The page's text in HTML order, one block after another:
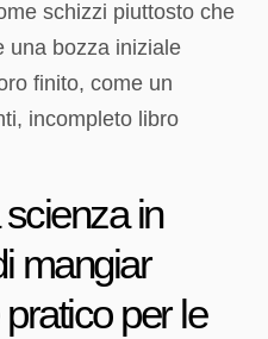
schizzi piuttosto che
una bozza iniziale
finito, come un
incompleto libro
in
mangiar
per le